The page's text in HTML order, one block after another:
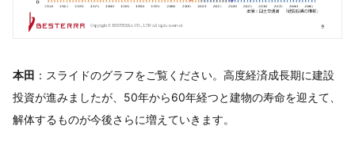
本田 ：スライドのグラフをご覧ください。高度経済成長期に建設
投資が進みましたが、50年から60年経つと建物の寿命を迎えて、
解体するものが今後さらに増えていきます。